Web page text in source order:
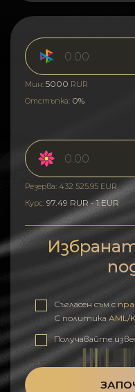
Мин: 5000 RUR
Отстъпка: 0%
Резерва: 432 525.95 EUR
Курс: 97.49 RUR - 1 EUR
Съгласен съм с
С политика AML/
Получавайте